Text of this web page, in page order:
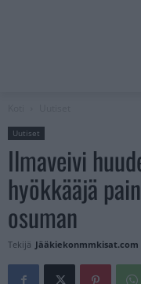
Uutiset
Ilmaveivi
hyökkääjä
osuman
Tekijä Jääkiekonmmkisat.com